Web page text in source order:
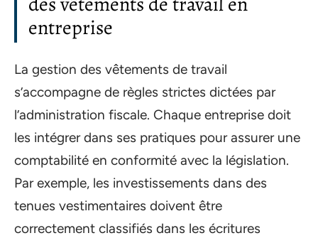
entreprise
La gestion des vêtements de travail
s’accompagne de règles strictes dictées par
l’administration fiscale. Chaque entreprise doit
les intégrer dans ses pratiques pour assurer une
comptabilité en conformité avec la législation.
Par exemple, les investissements dans des
tenues vestimentaires doivent être
correctement classifiés dans les écritures